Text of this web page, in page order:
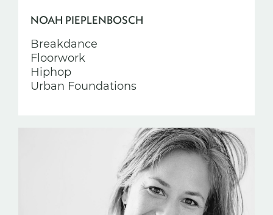
NOAH PIEPLENBOSCH
Breakdance
Floorwork
Hiphop
Urban Foundations